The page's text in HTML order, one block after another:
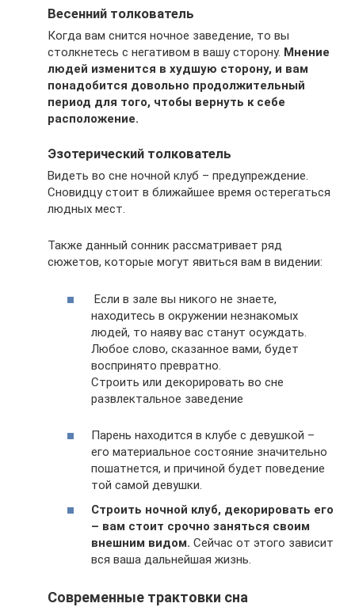
Весенний толкователь
Когда вам снится ночное заведение, то вы
столкнетесь с негативом в вашу сторону. Мнение
людей изменится в худшую сторону, и вам
понадобится довольно продолжительный
период для того, чтобы вернуть к себе
расположение.
Эзотерический толкователь
Видеть во сне ночной клуб – предупреждение.
Сновидцу стоит в ближайшее время остерегаться
людных мест.
Также данный сонник рассматривает ряд
сюжетов, которые могут явиться вам в видении:
Если в зале вы никого не знаете,
находитесь в окружении незнакомых
людей, то наяву вас станут осуждать.
Любое слово, сказанное вами, будет
воспринято превратно.
Строить или декорировать во сне
развлектальное заведение
Парень находится в клубе с девушкой –
его материальное состояние значительно
пошатнется, и причиной будет поведение
той самой девушки.
Строить ночной клуб, декорировать его
– вам стоит срочно заняться своим
внешним видом. Сейчас от этого зависит
вся ваша дальнейшая жизнь.
Современные трактовки сна